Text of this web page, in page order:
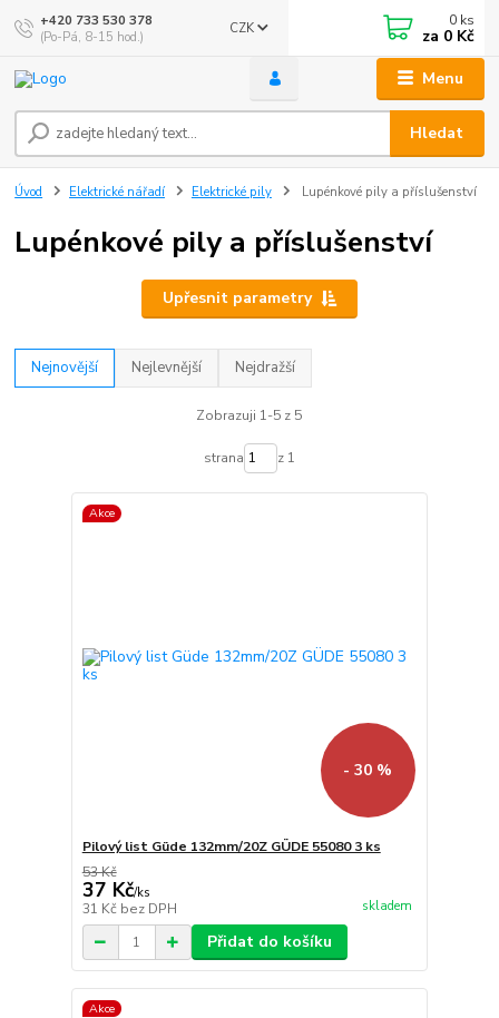
Menu
CZK
Hledat
+420 733 530 378
(Po-Pá, 8-15 hod.)
0 ks
za 0 Kč
Úvod Elektrické nářadí Elektrické pily Lupénkové pily a příslušenství
Lupénkové pily a příslušenství
Upřesnit parametry
Nejnovější Nejlevnější Nejdražší
Zobrazuji 1-5 z 5
strana z 1
Akce
- 30 %
Pilový list Güde 132mm/20Z GÜDE 55080 3 ks
53 Kč
37 Kč/ks
31 Kč bez DPH skladem
Přidat do košíku
Akce